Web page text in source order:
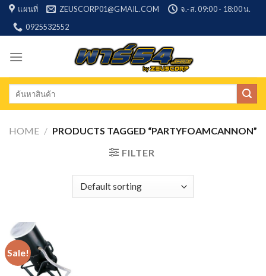
Skip
content
แผนที่ ZEUSCORP01@GMAIL.COM
จ.-ส. 09:00 - 18:00 น.
0925532552
Search
HOME / PRODUCTS TAGGED “PARTYFOAMCANNON”
FILTER
Sale!